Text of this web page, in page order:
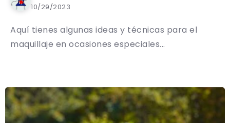
10/29/2023
Aquí tienes algunas ideas y técnicas para el
maquillaje en ocasiones especiales...